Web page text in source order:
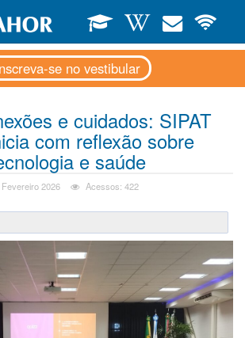
se no vestibular
e cuidados: SIPAT
com reflexão sobre
e saúde
Fevereiro 2026 Acessos: 422